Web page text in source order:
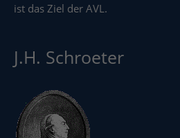
ist das Ziel der AVL.
J.H. Schroeter